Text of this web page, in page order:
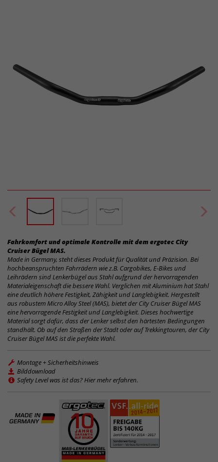
Fahrkomfort und optimale Kontrolle mit dem ergotec City
Cruiser Bügel MAS.
Made in Germany, steht dieses Produkt für Qualität und Präzision. Bei
hochbeanspruchten Fahrrädern wie z.B. Cargobikes, E-Bikes und
Leihrädern sind Lenkerbügel aus Stahl aufgrund der hervorragenden
Materialeigenschaft die bessere Wahl. Verglichen mit Aluminium hat Stahl
eine deutlich höhere Festigkeit, Zähigkeit und Langlebigkeit. Hergestellt
aus robustem Micro Alloy Steel (MAS), bietet der City Cruiser Bügel MAS
eine hervorragende Festigkeit und Langlebigkeit. Dieses hochwertige
Material sorgt dafür, dass der Lenker selbst den härtesten Bedingungen
standhält. Ob auf den Straßen der Stadt oder auf Trekkingtouren, der City
Cruiser Bügel MAS ist die perfekte Wahl.
Montage + Sicherheitshinweis
Bilddownload
Safety Level was ist das? Hier mehr erfahren.